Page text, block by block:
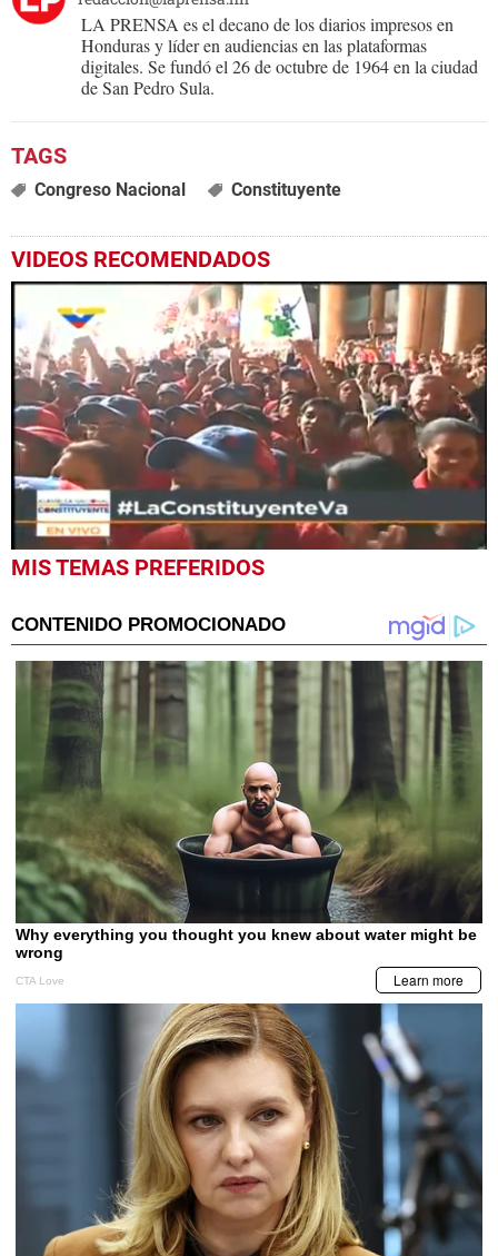
LA PRENSA es el decano de los diarios impresos en
Honduras y líder en audiencias en las plataformas
digitales. Se fundó el 26 de octubre de 1964 en la ciudad
de San Pedro Sula.
Congreso Nacional Constituyente
VIDEOS RECOMENDADOS
0
seconds
seconds
MIS TEMAS PREFERIDOS